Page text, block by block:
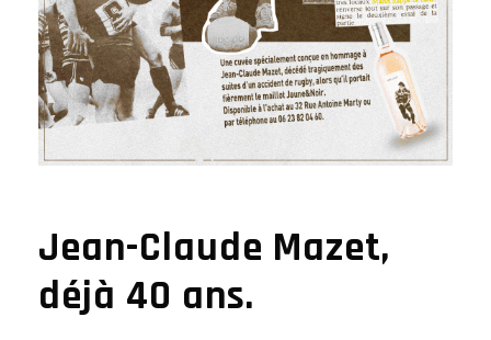
Jean-Claude Mazet,
déjà 40 ans.